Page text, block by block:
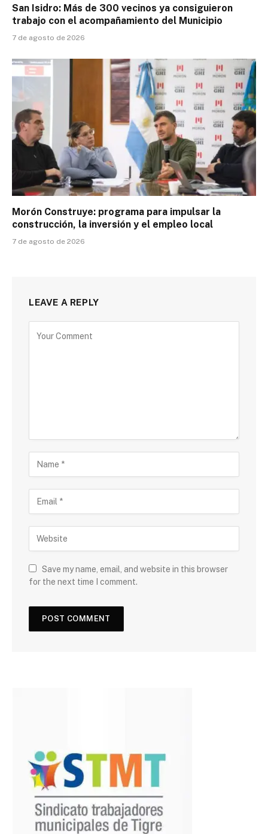
San Isidro: Más de 300 vecinos ya consiguieron
trabajo con el acompañamiento del Municipio
7 de agosto de 2026
Morón Construye: programa para impulsar la
construcción, la inversión y el empleo local
7 de agosto de 2026
LEAVE A REPLY
Save my name, email, and website in this browser
for the next time I comment.